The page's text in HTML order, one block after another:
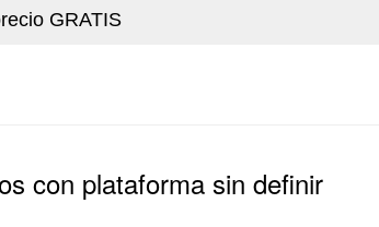
con plataforma sin definir